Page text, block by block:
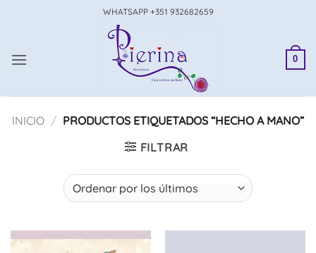
WHATSAPP +351 932682659
0
INICIO / PRODUCTOS ETIQUETADOS “HECHO A MANO”
FILTRAR